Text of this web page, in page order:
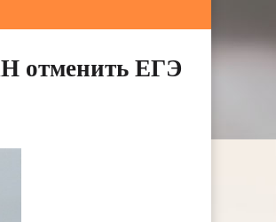
отменить ЕГЭ‍